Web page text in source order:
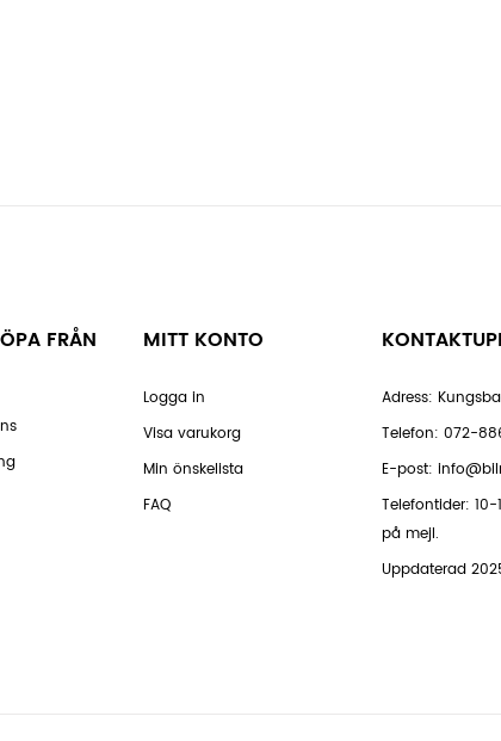
FRÅN
MITT KONTO
Logga in
Visa varukorg
Min önskelista
FAQ
Adress:
Telefon: 072-
E-post:
Telefontider:
på mejl.
Uppdaterad